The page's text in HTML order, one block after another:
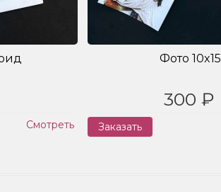
Смотреть
Фото 10x15
300 ₽
Заказать